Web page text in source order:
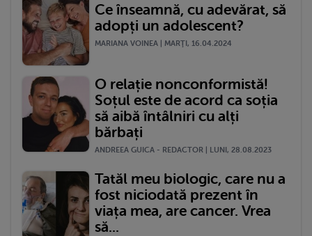
Ce înseamnă, cu adevărat, să
adopți un adolescent?
MARIANA VOINEA | MARŢI, 16.04.2024
O relație nonconformistă!
Soțul este de acord ca soția
să aibă întâlniri cu alți
bărbați
ANDREEA GUICA - REDACTOR | LUNI, 28.08.2023
Tatăl meu biologic, care nu a
fost niciodată prezent în
viața mea, are cancer. Vrea
să...